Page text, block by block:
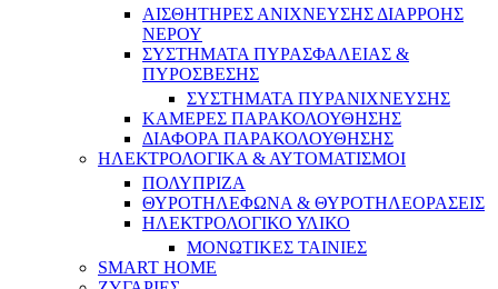
ΑΙΣΘΗΤΗΡΕΣ ΑΝΙΧΝΕΥΣΗΣ ΔΙΑΡΡΟΗΣ
ΝΕΡΟΥ
ΣΥΣΤΗΜΑΤΑ ΠΥΡΑΣΦΑΛΕΙΑΣ &
ΠΥΡΟΣΒΕΣΗΣ
ΣΥΣΤΗΜΑΤΑ ΠΥΡΑΝΙΧΝΕΥΣΗΣ
ΚΑΜΕΡΕΣ ΠΑΡΑΚΟΛΟΥΘΗΣΗΣ
ΔΙΑΦΟΡΑ ΠΑΡΑΚΟΛΟΥΘΗΣΗΣ
ΗΛΕΚΤΡΟΛΟΓΙΚΑ & ΑΥΤΟΜΑΤΙΣΜΟΙ
ΠΟΛΥΠΡΙΖΑ
ΘΥΡΟΤΗΛΕΦΩΝΑ & ΘΥΡΟΤΗΛΕΟΡΑΣΕΙΣ
ΗΛΕΚΤΡΟΛΟΓΙΚΟ ΥΛΙΚΟ
ΜΟΝΩΤΙΚΕΣ ΤΑΙΝΙΕΣ
SMART HOME